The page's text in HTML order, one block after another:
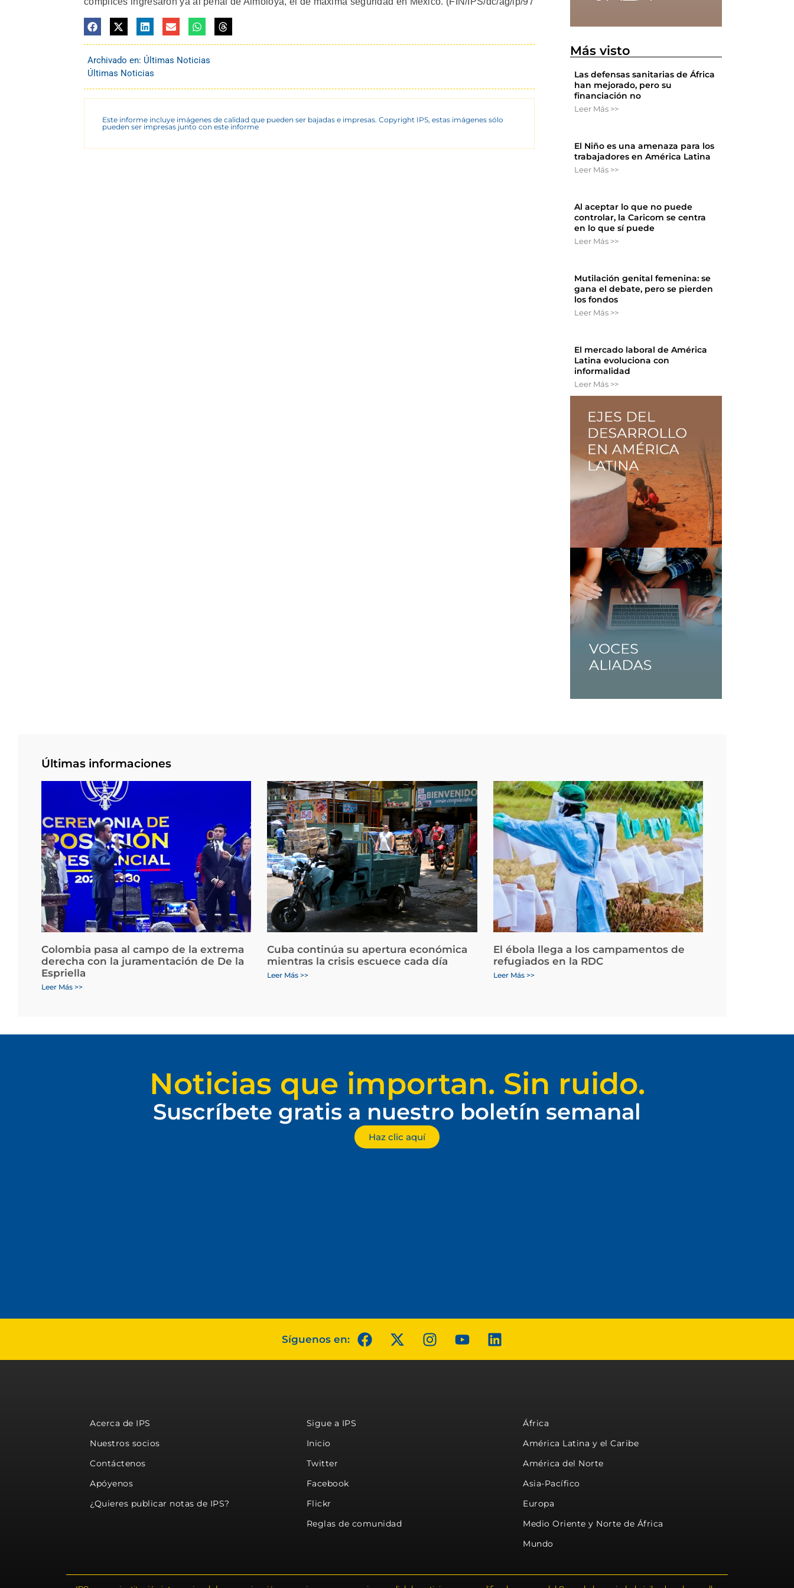
Archivado en: Últimas Noticias
Últimas Noticias
Este informe incluye imágenes de calidad que pueden ser bajadas e impresas. Copyright IPS, estas imágenes sólo
pueden ser impresas junto con este informe
Más visto
Las defensas sanitarias de África
han mejorado, pero su
financiación no
Leer Más >>
El Niño es una amenaza para los
trabajadores en América Latina
Leer Más >>
Al aceptar lo que no puede
controlar, la Caricom se centra
en lo que sí puede
Leer Más >>
Mutilación genital femenina: se
gana el debate, pero se pierden
los fondos
Leer Más >>
El mercado laboral de América
Latina evoluciona con
informalidad
Leer Más >>
Últimas informaciones
Colombia pasa al campo de la extrema
derecha con la juramentación de De la
Espriella
Leer Más >>
Cuba continúa su apertura económica
mientras la crisis escuece cada día
Leer Más >>
El ébola llega a los campamentos de
refugiados en la RDC
Leer Más >>
Noticias que importan. Sin ruido.
Suscríbete gratis a nuestro boletín semanal
Haz clic aquí
Síguenos en:
Acerca de IPS
Nuestros socios
Contáctenos
Apóyenos
¿Quieres publicar notas de IPS?
Sigue a IPS
Inicio
Twitter
Facebook
Flickr
Reglas de comunidad
África
América Latina y el Caribe
América del Norte
Asia-Pacífico
Europa
Medio Oriente y Norte de África
Mundo